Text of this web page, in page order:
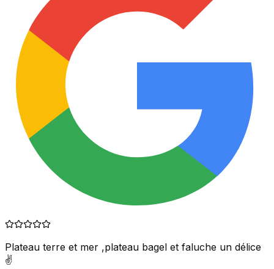
Plateau terre et mer ,plateau bagel et faluche un délice
✌